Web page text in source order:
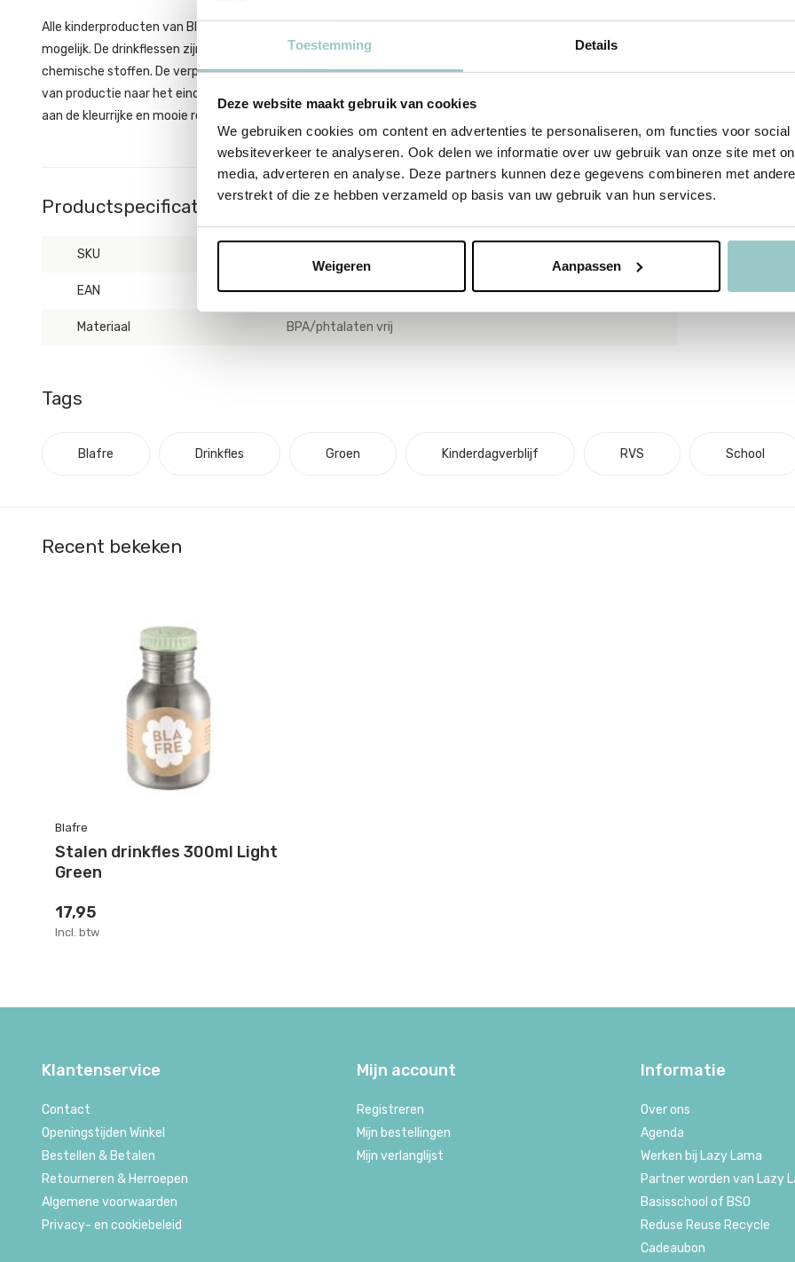
Toestemming Details
Deze website maakt gebruik van cookies
We gebruiken cookies om content en advertenties te personaliseren, om functies voor
websiteverkeer te analyseren. Ook delen we informatie over uw gebruik van onze site met
media, adverteren en analyse. Deze partners kunnen deze gegevens combineren met
verstrekt of die ze hebben verzameld op basis van uw gebruik van hun services.
Weigeren Aanpassen
Alle kinderproducten van Blafre zijn gemaakt van de hoogste kwaliteit materialen, zo ethisch en natuurlijk als
mogelijk. De drinkflessen zijn gemaakt van RVS en de lunchtrommels van veilig, recyclebaar plastic zonder
chemische stoffen. De verpakking is gemaakt van karton en voor de meeste BLAFRE producten vindt de reis
van productie naar het eindproduct plaats in de lokale omgeving van Oslo. Je kunt het merk Blafre herkennen
aan de kleurrijke en mooie retro designs.
Productspecificaties
SKU
EAN 7090015483304
Materiaal BPA/phtalaten vrij
Tags
Blafre Drinkfles Groen Kinderdagverblijf RVS School
Recent bekeken
Blafre
Stalen drinkfles 300ml Light
Green
17,95
Incl. btw
Klantenservice
Contact
Openingstijden Winkel
Bestellen & Betalen
Retourneren & Herroepen
Algemene voorwaarden
Privacy- en cookiebeleid
Mijn account
Registreren
Mijn bestellingen
Mijn verlanglijst
Informatie
Over ons
Agenda
Werken bij Lazy Lama
Partner worden van Lazy
Basisschool of BSO
Reduse Reuse Recycle
Cadeaubon